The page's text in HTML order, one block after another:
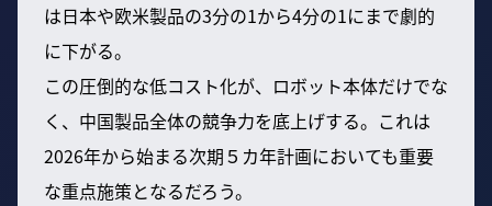
は日本や欧米製品の3分の1から4分の1にまで劇的
に下がる。
この圧倒的な低コスト化が、ロボット本体だけでな
く、中国製品全体の競争力を底上げする。これは
2026年から始まる次期５カ年計画においても重要
な重点施策となるだろう。